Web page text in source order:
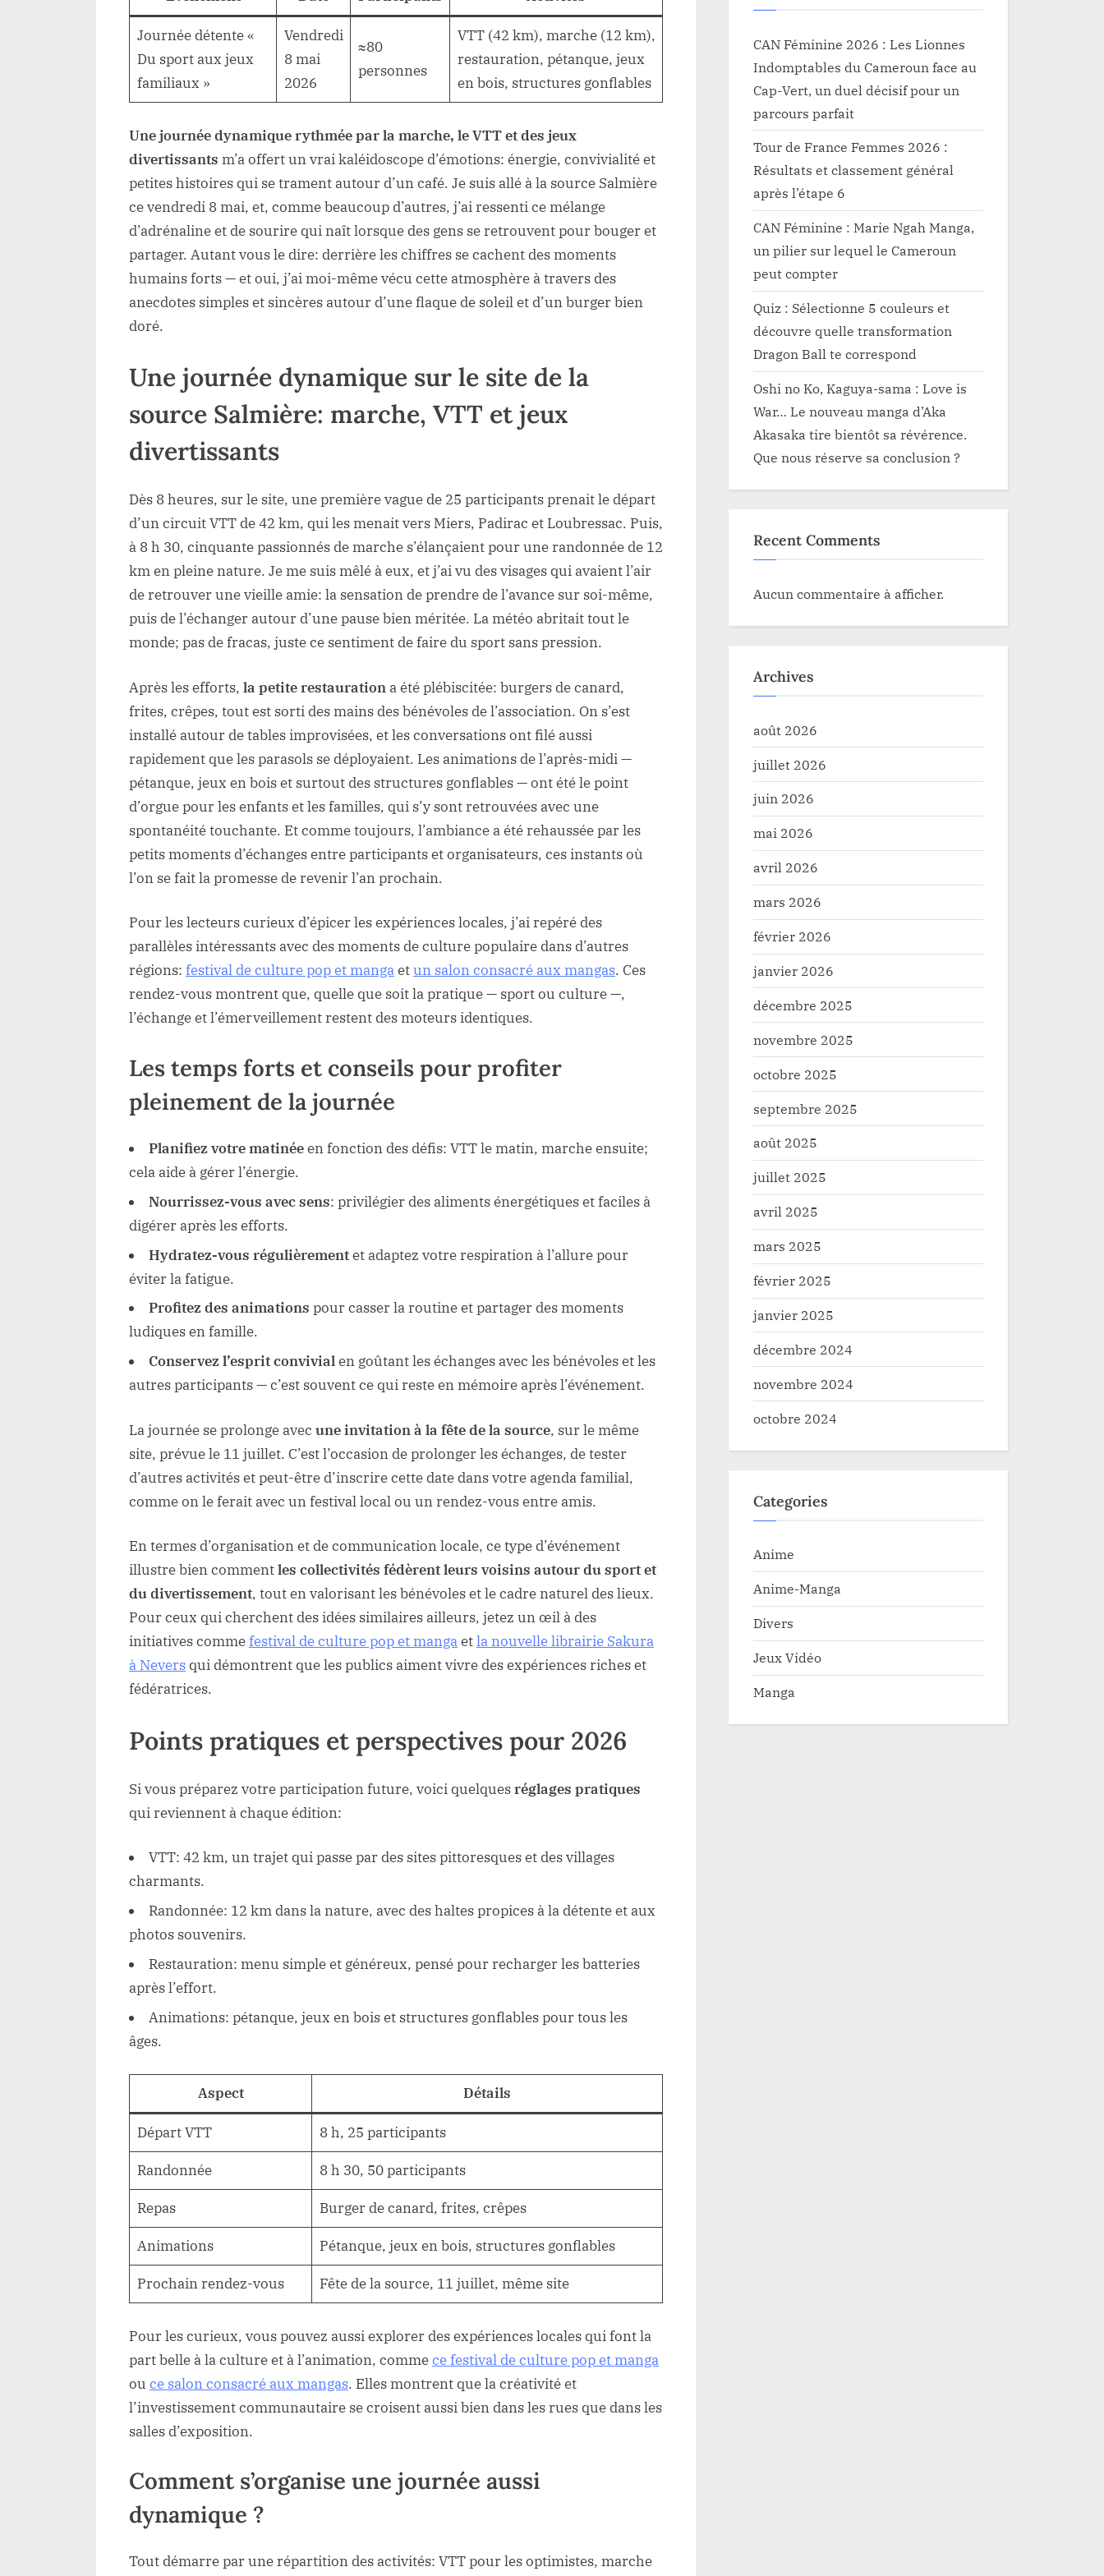
Journée détente «
Du sport aux jeux
familiaux »
Vendredi
8 mai
2026
≈80
personnes
VTT (42 km), marche (12 km),
restauration, pétanque, jeux
en bois, structures gonflables
Une journée dynamique rythmée par la marche, le VTT et des jeux
divertissants m’a offert un vrai kaléidoscope d’émotions: énergie, convivialité et
petites histoires qui se trament autour d’un café. Je suis allé à la source Salmière
ce vendredi 8 mai, et, comme beaucoup d’autres, j’ai ressenti ce mélange
d’adrénaline et de sourire qui naît lorsque des gens se retrouvent pour bouger et
partager. Autant vous le dire: derrière les chiffres se cachent des moments
humains forts — et oui, j’ai moi-même vécu cette atmosphère à travers des
anecdotes simples et sincères autour d’une flaque de soleil et d’un burger bien
doré.
Une journée dynamique sur le site de la
source Salmière: marche, VTT et jeux
divertissants
Dès 8 heures, sur le site, une première vague de 25 participants prenait le départ
d’un circuit VTT de 42 km, qui les menait vers Miers, Padirac et Loubressac. Puis,
à 8 h 30, cinquante passionnés de marche s’élançaient pour une randonnée de 12
km en pleine nature. Je me suis mêlé à eux, et j’ai vu des visages qui avaient l’air
de retrouver une vieille amie: la sensation de prendre de l’avance sur soi-même,
puis de l’échanger autour d’une pause bien méritée. La météo abritait tout le
monde; pas de fracas, juste ce sentiment de faire du sport sans pression.
Après les efforts, la petite restauration a été plébiscitée: burgers de canard,
frites, crêpes, tout est sorti des mains des bénévoles de l’association. On s’est
installé autour de tables improvisées, et les conversations ont filé aussi
rapidement que les parasols se déployaient. Les animations de l’après-midi —
pétanque, jeux en bois et surtout des structures gonflables — ont été le point
d’orgue pour les enfants et les familles, qui s’y sont retrouvées avec une
spontanéité touchante. Et comme toujours, l’ambiance a été rehaussée par les
petits moments d’échanges entre participants et organisateurs, ces instants où
l’on se fait la promesse de revenir l’an prochain.
Pour les lecteurs curieux d’épicer les expériences locales, j’ai repéré des
parallèles intéressants avec des moments de culture populaire dans d’autres
régions: festival de culture pop et mangaetun salon consacré aux mangas. Ces
rendez-vous montrent que, quelle que soit la pratique — sport ou culture —,
l’échange et l’émerveillement restent des moteurs identiques.
Les temps forts et conseils pour profiter
pleinement de la journée
Planifiez votre matinéeen fonction des défis: VTT le matin, marche ensuite;
cela aide à gérer l’énergie.
Nourrissez-vous avec sens: privilégier des aliments énergétiques et faciles à
digérer après les efforts.
Hydratez-vous régulièrementet adaptez votre respiration à l’allure pour
éviter la fatigue.
Profitez des animations pour casser la routine et partager des moments
ludiques en famille.
Conservez l’esprit convivialen goûtant les échanges avec les bénévoles et les
autres participants — c’est souvent ce qui reste en mémoire après l’événement.
La journée se prolonge avec une invitation à la fête de la source, sur le même
site, prévue le 11 juillet. C’est l’occasion de prolonger les échanges, de tester
d’autres activités et peut-être d’inscrire cette date dans votre agenda familial,
comme on le ferait avec un festival local ou un rendez-vous entre amis.
En termes d’organisation et de communication locale, ce type d’événement
illustre bien commentles collectivités fédèrent leurs voisins autour du sport et
du divertissement, tout en valorisant les bénévoles et le cadre naturel des lieux.
Pour ceux qui cherchent des idées similaires ailleurs, jetez un œil à des
initiatives commefestival de culture pop et mangaetla nouvelle librairie Sakura
à Neversqui démontrent que les publics aiment vivre des expériences riches et
fédératrices.
Points pratiques et perspectives pour 2026
Si vous préparez votre participation future, voici quelquesréglages pratiques
qui reviennent à chaque édition:
VTT: 42 km, un trajet qui passe par des sites pittoresques et des villages
charmants.
Randonnée: 12 km dans la nature, avec des haltes propices à la détente et aux
photos souvenirs.
Restauration: menu simple et généreux, pensé pour recharger les batteries
après l’effort.
Animations: pétanque, jeux en bois et structures gonflables pour tous les
âges.
Aspect Détails
Départ VTT 8 h, 25 participants
Randonnée 8 h 30, 50 participants
Repas Burger de canard, frites, crêpes
Animations Pétanque, jeux en bois, structures gonflables
Prochain rendez-vous Fête de la source, 11 juillet, même site
Pour les curieux, vous pouvez aussi explorer des expériences locales qui font la
part belle à la culture et à l’animation, commece festival de culture pop et manga
ou ce salon consacré aux mangas. Elles montrent que la créativité et
l’investissement communautaire se croisent aussi bien dans les rues que dans les
salles d’exposition.
Comment s’organise une journée aussi
dynamique ?
Tout démarre par une répartition des activités: VTT pour les optimistes, marche
CAN Féminine 2026 : Les Lionnes
Indomptables du Cameroun face au
Cap-Vert, un duel décisif pour un
parcours parfait
Tour de France Femmes 2026 :
Résultats et classement général
après l’étape 6
CAN Féminine : Marie Ngah Manga,
un pilier sur lequel le Cameroun
peut compter
Quiz : Sélectionne 5 couleurs et
découvre quelle transformation
Dragon Ball te correspond
Oshi no Ko, Kaguya-sama : Love is
War… Le nouveau manga d’Aka
Akasaka tire bientôt sa révérence.
Que nous réserve sa conclusion ?
Recent Comments
Aucun commentaire à afficher.
Archives
août 2026
juillet 2026
juin 2026
mai 2026
avril 2026
mars 2026
février 2026
janvier 2026
décembre 2025
novembre 2025
octobre 2025
septembre 2025
août 2025
juillet 2025
avril 2025
mars 2025
février 2025
janvier 2025
décembre 2024
novembre 2024
octobre 2024
Categories
Anime
Anime-Manga
Divers
Jeux Vidéo
Manga